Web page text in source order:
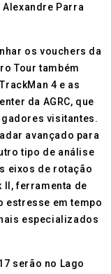
Alexandre Parra
os vouchers da
Tour também
4 e as
da AGRC, que
visitantes.
avançado para
tipo de análise
eixos de rotação
II, ferramenta de
estresse em tempo
especializados
serão no Lago